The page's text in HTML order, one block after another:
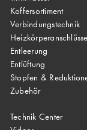
Koffersortiment
Verbindungstechnik
Heizkörperanschlüsse
Entleerung
Entlüftung
Stopfen &
Zubehör
Technik Center